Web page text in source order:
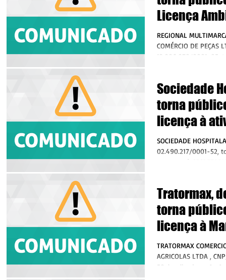
Licença
empresa
de
veículos
REGIONAL
COMÉRCIO DE PEÇAS
12.086.978/0001-05,
Sociedade
torna
licença à
em Juína MT
SOCIEDADE
02.490.217/0001-52,
requereu à
Tratormax,
torna
licença à
reparação
veículos
TRATORMAX
AGRICOLAS LTDA ,
50, localizada na Av Ayrton Senna, parte da